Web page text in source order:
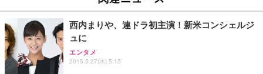
￥27,999
Sezlife オフィスチェア デスクチェア 疲れない テレ
ワーク チェア 強化バックレスト 30度ロッキング機
能 人間工学 椅子 腰サポート 90度跳ね上げ式アーム
￥109,572
【純正品】27"ゲーミングモニター DualSense 充電
フック付き（CFI-ZDM1J）
￥3,234
ネオ・ルーライフ ネオ・オムツ L 中型犬用 26枚入
り 単品
西内まりや、連ドラ初主演！新米コンシェルジ
ュに
エンタメ
2015.5.27(水) 5:15